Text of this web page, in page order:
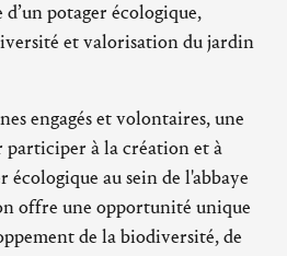
potager écologique,
et valorisation du jardin
engagés et volontaires, une
participer à la création et à
au sein de l'abbaye
offre une opportunité unique
de la biodiversité, de